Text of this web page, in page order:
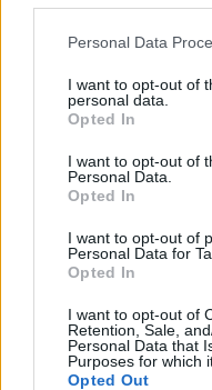
Please note that this
not limited to your visit
grant or deny consent
use your data for below
consent section.
Personal Data
I want to opt-out of
personal data.
Opted In
I want to opt-out of
Personal Data.
Opted In
I want to opt-out of
Personal Data for
Opted In
I want to opt-out of
Retention, Sale,
Personal Data that
Purposes for which
Opted Out
Borrell
szerint az, hogy
Izrael háborús
aggodalmáról.
A javaslatot
elnököl,
megbízatása.